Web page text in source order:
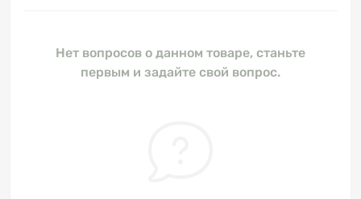
Нет вопросов о данном товаре, станьте
первым и задайте свой вопрос.